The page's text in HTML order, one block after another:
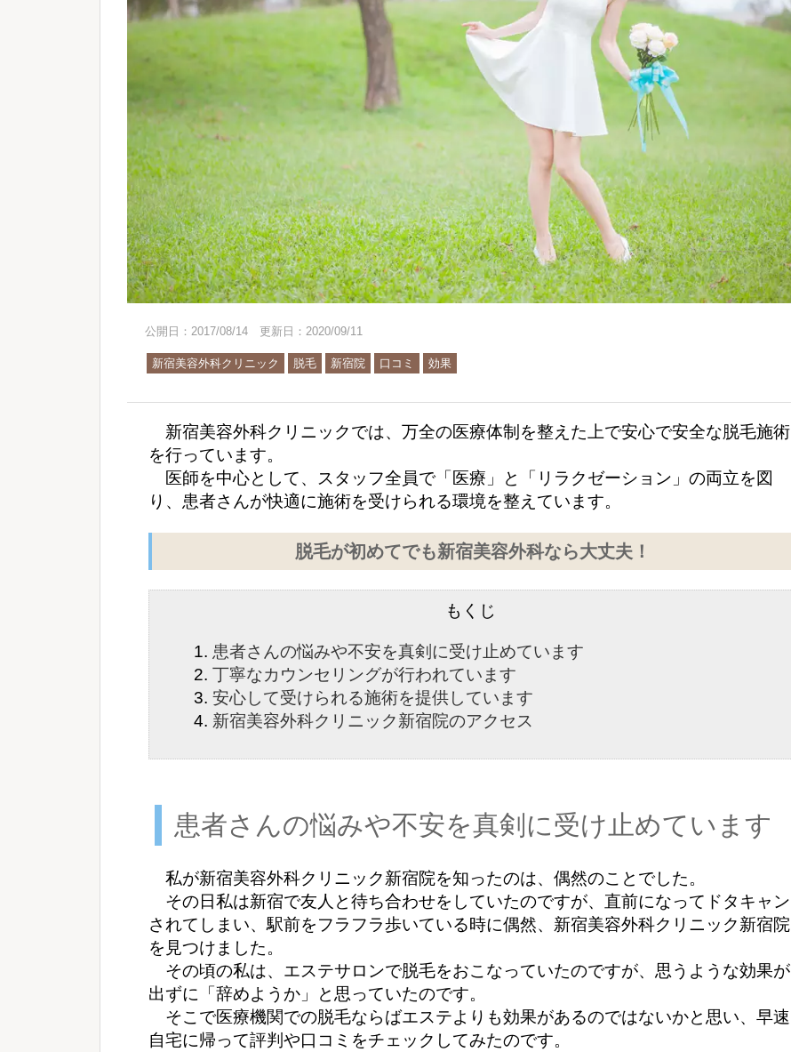
公開日：2017/08/14 更新日：2020/09/11
新宿美容外科クリニック 脱毛 新宿院 口コミ 効果
新宿美容外科クリニックでは、万全の医療体制を整えた上で安心で安全な脱毛施術
を行っています。
医師を中心として、スタッフ全員で「医療」と「リラクゼーション」の両立を図
り、患者さんが快適に施術を受けられる環境を整えています。
脱毛が初めてでも新宿美容外科なら大丈夫！
もくじ
患者さんの悩みや不安を真剣に受け止めています
丁寧なカウンセリングが行われています
安心して受けられる施術を提供しています
新宿美容外科クリニック新宿院のアクセス
患者さんの悩みや不安を真剣に受け止めています
私が新宿美容外科クリニック新宿院を知ったのは、偶然のことでした。
その日私は新宿で友人と待ち合わせをしていたのですが、直前になってドタキャン
されてしまい、駅前をフラフラ歩いている時に偶然、新宿美容外科クリニック新宿院
を見つけました。
その頃の私は、エステサロンで脱毛をおこなっていたのですが、思うような効果が
出ずに「辞めようか」と思っていたのです。
そこで医療機関での脱毛ならばエステよりも効果があるのではないかと思い、早速
自宅に帰って評判や口コミをチェックしてみたのです。